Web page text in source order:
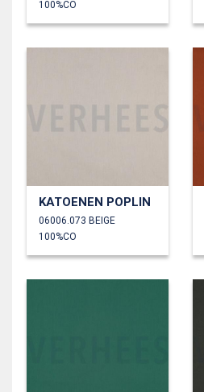
100%CO
KATOENEN POPLIN
06006.073 BEIGE
100%CO